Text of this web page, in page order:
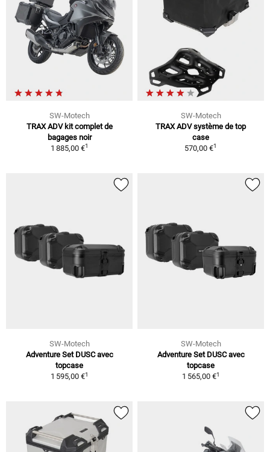
SW-Motech
TRAX ADV kit complet de
bagages noir
1 885,00 €1
SW-Motech
TRAX ADV système de top
case
570,00 €1
SW-Motech
Adventure Set DUSC avec
topcase
1 595,00 €1
SW-Motech
Adventure Set DUSC avec
topcase
1 565,00 €1